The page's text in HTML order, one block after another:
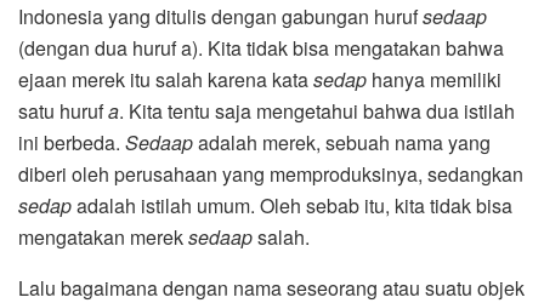
Indonesia yang ditulis dengan gabungan hurufsedaap
(dengan dua huruf a). Kita tidak bisa mengatakan bahwa
ejaan merek itu salah karena katasedap hanya memiliki
satu hurufa. Kita tentu saja mengetahui bahwa dua istilah
ini berbeda. Sedaapadalah merek, sebuah nama yang
diberi oleh perusahaan yang memproduksinya, sedangkan
sedapadalah istilah umum. Oleh sebab itu, kita tidak bisa
mengatakan mereksedaapsalah.
Lalu bagaimana dengan nama seseorang atau suatu objek